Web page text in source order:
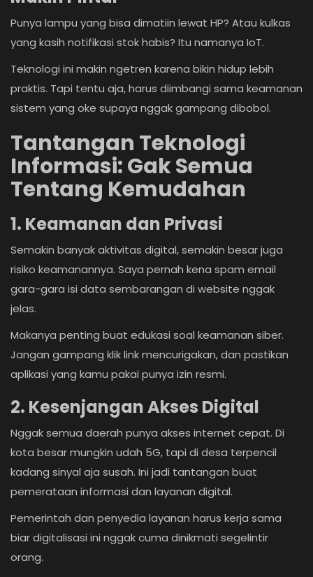
Punya lampu yang bisa dimatiin lewat HP? Atau kulkas
yang kasih notifikasi stok habis? Itu namanya IoT.
Teknologi ini makin ngetren karena bikin hidup lebih
praktis. Tapi tentu aja, harus diimbangi sama keamanan
sistem yang oke supaya nggak gampang dibobol.
Tantangan Teknologi
Informasi: Gak Semua
Tentang Kemudahan
1. Keamanan dan Privasi
Semakin banyak aktivitas digital, semakin besar juga
risiko keamanannya. Saya pernah kena spam email
gara-gara isi data sembarangan di website nggak
jelas.
Makanya penting buat edukasi soal keamanan siber.
Jangan gampang klik link mencurigakan, dan pastikan
aplikasi yang kamu pakai punya izin resmi.
2. Kesenjangan Akses Digital
Nggak semua daerah punya akses internet cepat. Di
kota besar mungkin udah 5G, tapi di desa terpencil
kadang sinyal aja susah. Ini jadi tantangan buat
pemerataan informasi dan layanan digital.
Pemerintah dan penyedia layanan harus kerja sama
biar digitalisasi ini nggak cuma dinikmati segelintir
orang.